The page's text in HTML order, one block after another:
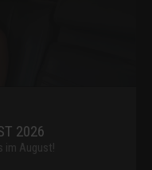
2026
im August!